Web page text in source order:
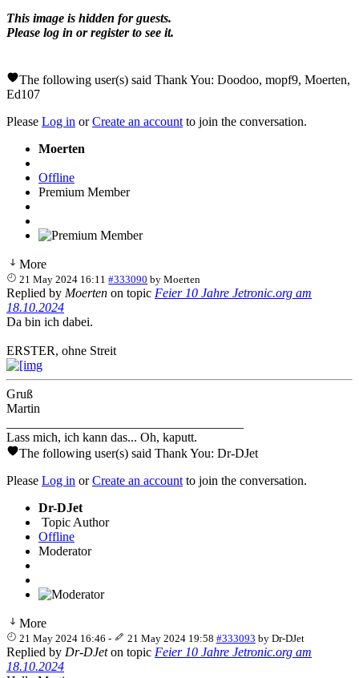
This image is hidden for guests.
Please log in or register to see it.
The following user(s) said Thank You: Doodoo, mopf9, Moerten,
Ed107
Please Log in orCreate an account to join the conversation.
Moerten
Offline
Premium Member
More
21 May 2024 16:11 #333090 byMoerten
Replied by Moerten on topic Feier 10 Jahre Jetronic.org am
18.10.2024
Da bin ich dabei.
ERSTER, ohne Streit
Gruß
Martin
Lass mich, ich kann das... Oh, kaputt.
The following user(s) said Thank You: Dr-DJet
Please Log in orCreate an account to join the conversation.
Dr-DJet
Topic Author
Offline
Moderator
More
21 May 2024 16:46 - 21 May 2024 19:58 #333093 by Dr-DJet
Replied by Dr-DJeton topic Feier 10 Jahre Jetronic.org am
18.10.2024